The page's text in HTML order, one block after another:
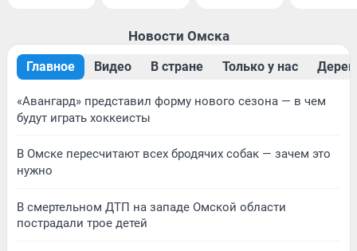
Новости Омска
Главное Видео В стране Только у нас
«Авангард» представил форму нового сезона — в чем
будут играть хоккеисты
В Омске пересчитают всех бродячих собак — зачем это
нужно
В смертельном ДТП на западе Омской области
пострадали трое детей